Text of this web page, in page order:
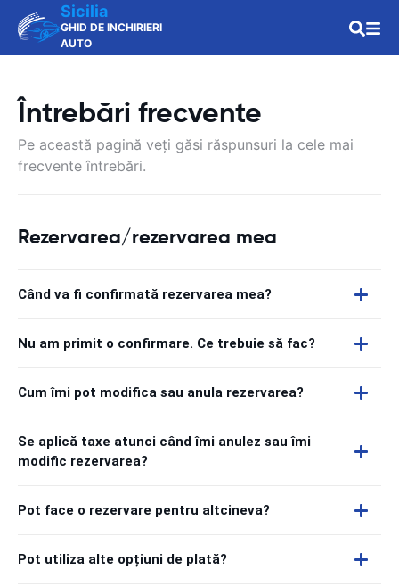
Sicilia
GHID DE INCHIRIERI
AUTO
Întrebări frecvente
Pe această pagină veți găsi răspunsuri la cele mai
frecvente întrebări.
Rezervarea/rezervarea mea
Când va fi confirmată rezervarea mea?
Nu am primit o confirmare. Ce trebuie să fac?
Cum îmi pot modifica sau anula rezervarea?
Se aplică taxe atunci când îmi anulez sau îmi
modific rezervarea?
Pot face o rezervare pentru altcineva?
Pot utiliza alte opțiuni de plată?